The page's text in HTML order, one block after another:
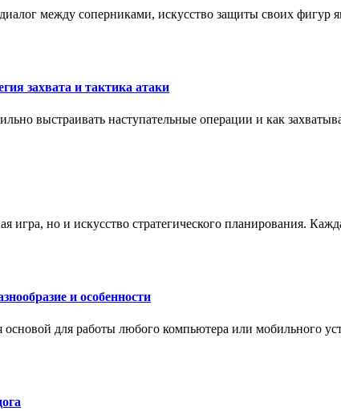
между соперниками, искусство защиты своих фигур
захвата и тактика атаки
выстраивать наступательные операции и как
игра, но и искусство стратегического планирования.
и особенности
для работы любого компьютера или мобильного